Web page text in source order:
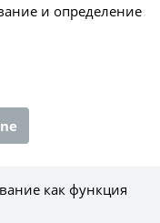
и определение
как функция